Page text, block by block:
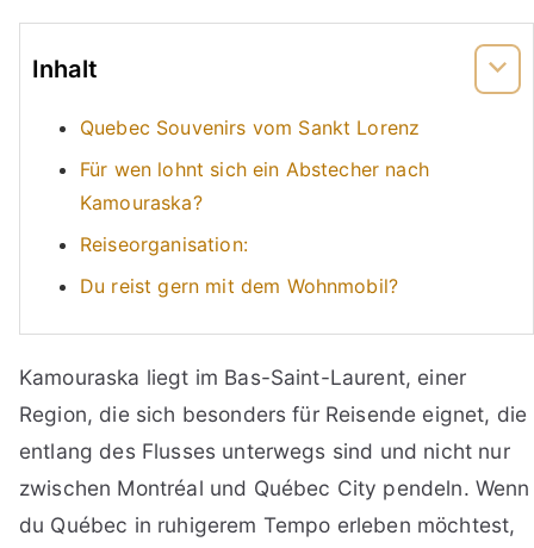
Inhalt
Quebec Souvenirs vom Sankt Lorenz
Für wen lohnt sich ein Abstecher nach
Kamouraska?
Reiseorganisation:
Du reist gern mit dem Wohnmobil?
Kamouraska liegt im Bas-Saint-Laurent, einer
Region, die sich besonders für Reisende eignet, die
entlang des Flusses unterwegs sind und nicht nur
zwischen Montréal und Québec City pendeln. Wenn
du Québec in ruhigerem Tempo erleben möchtest,